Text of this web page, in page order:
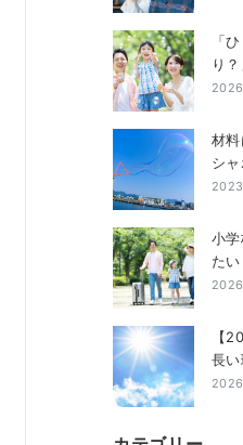
「
り
2026
材
シ
2023
小学
た
【
長
2026